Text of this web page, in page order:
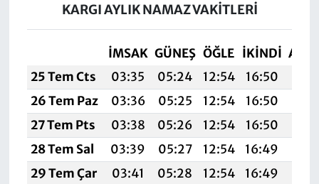
KARGI AYLIK NAMAZ VAKITLERI
İMSAK GÜNEŞ ÖĞLE İKINDI
25 Tem Cts
03:35 05:24 12:54 16:50
26 Tem Paz
03:36 05:25 12:54 16:50
27 Tem Pts
03:38 05:26 12:54 16:50
28 Tem Sal
03:39 05:27 12:54 16:49
29 Tem Çar
03:41 05:28 12:54 16:49